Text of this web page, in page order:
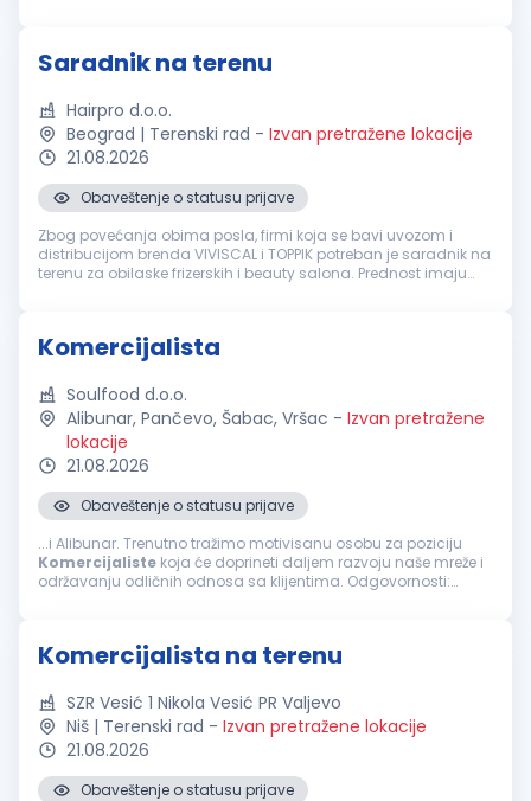
Saradnik na terenu
Hairpro d.o.o.
Beograd | Terenski rad - Izvan pretražene lokacije
21.08.2026
Obaveštenje o statusu prijave
Zbog povećanja obima posla, firmi koja se bavi uvozom i
distribucijom brenda VIVISCAL i TOPPIK potreban je saradnik na
terenu za obilaske frizerskih i beauty salona. Prednost imaju
Komercijalista
Soulfood d.o.o.
Alibunar, Pančevo, Šabac, Vršac - Izvan pretražene
lokacije
21.08.2026
Obaveštenje o statusu prijave
...i Alibunar. Trenutno tražimo motivisanu osobu za poziciju
Komercijaliste koja će doprineti daljem razvoju naše mreže i
održavanju odličnih odnosa sa klijentima. Odgovornosti:
Komercijalista na terenu
SZR Vesić 1 Nikola Vesić PR Valjevo
Niš | Terenski rad - Izvan pretražene lokacije
21.08.2026
Obaveštenje o statusu prijave